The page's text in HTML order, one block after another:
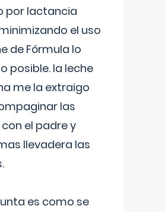
por lactancia
el uso
de Fórmula lo
posible. la leche
me la extraigo
las
el padre y
llevadera las
es como se